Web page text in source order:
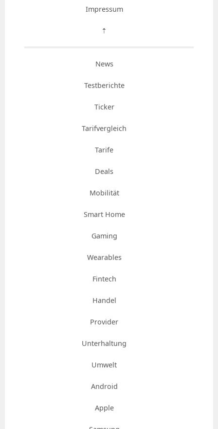
Impressum
⇡
News
Testberichte
Ticker
Tarifvergleich
Tarife
Deals
Mobilität
Smart Home
Gaming
Wearables
Fintech
Handel
Provider
Unterhaltung
Umwelt
Android
Apple